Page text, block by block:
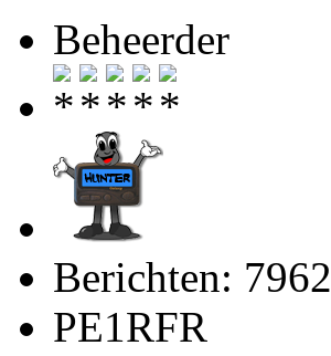
Beheerder
Berichten: 7962
PE1RFR